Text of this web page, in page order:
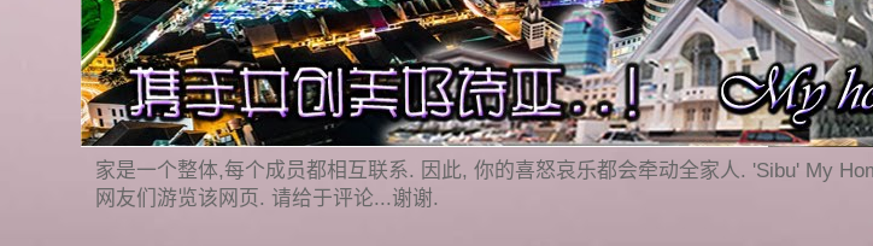
家是一个整体,每个成员都相互联系. 因此, 你的喜怒哀乐都会牵动全家人. 'Sibu' My
网友们游览该网页. 请给于评论...谢谢.